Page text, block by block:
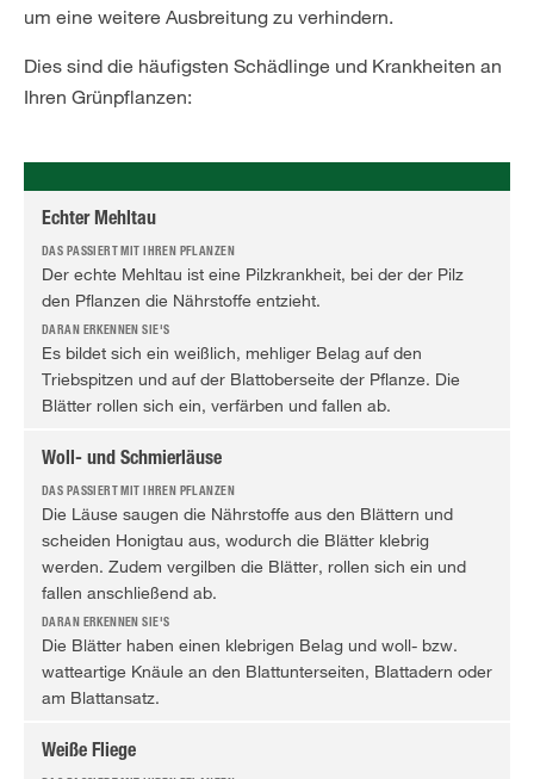
um eine weitere Ausbreitung zu verhindern.
Dies sind die häufigsten Schädlinge und Krankheiten an
Ihren Grünpflanzen:
Echter Mehltau
Der echte Mehltau ist eine Pilzkrankheit, bei der der Pilz
den Pflanzen die Nährstoffe entzieht.
Es bildet sich ein weißlich, mehliger Belag auf den
Triebspitzen und auf der Blattoberseite der Pflanze. Die
Blätter rollen sich ein, verfärben und fallen ab.
Woll- und Schmierläuse
Die Läuse saugen die Nährstoffe aus den Blättern und
scheiden Honigtau aus, wodurch die Blätter klebrig
werden. Zudem vergilben die Blätter, rollen sich ein und
fallen anschließend ab.
Die Blätter haben einen klebrigen Belag und woll- bzw.
watteartige Knäule an den Blattunterseiten, Blattadern oder
am Blattansatz.
Weiße Fliege